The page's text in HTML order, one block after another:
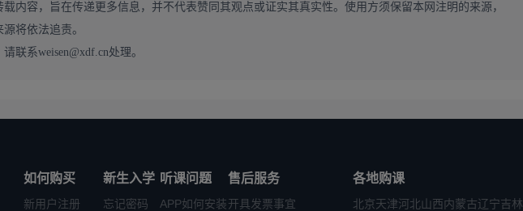
内容，旨在传递更多信息，并不代表赞同其观点或证实其真实性。使用方须保留本网注明的来源，
将依法追责。
联系weisen@xdf.cn处理。
如何购买
新用户注册
新生入学
忘记密码
听课问题
APP如何安装
售后服务
开具发票事宜
各地购课
北京天津河北山西内蒙古辽宁吉林